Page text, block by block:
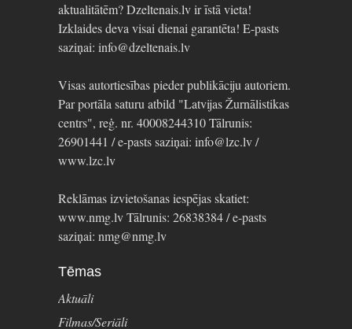
aktualitātēm? Dzeltenais.lv ir īstā vieta!
Izklaides deva visai dienai garantēta! E-pasts
saziņai: info@dzeltenais.lv
Visas autortiesības pieder publikāciju autoriem.
Par portāla saturu atbild "Latvijas Žurnālistikas
centrs", reģ. nr. 40008244310 Tālrunis:
26901441 / e-pasts saziņai: info@lzc.lv /
www.lzc.lv
Reklāmas izvietošanas iespējas skatiet:
www.nmg.lv Tālrunis: 26838384 / e-pasts
saziņai: nmg@nmg.lv
Tēmas
Aktuāli
Filmas/Seriāli